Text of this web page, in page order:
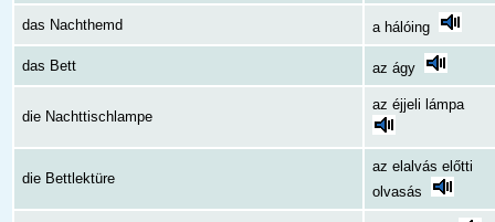
das Nachthemd a hálóing
das Bett az ágy
die Nachttischlampe
az éjjeli lámpa
die Bettlektüre
az elalvás előtti
olvasás